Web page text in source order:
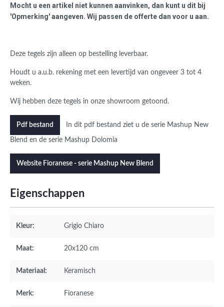
Mocht u een artikel niet kunnen aanvinken, dan kunt u dit bij
'Opmerking' aangeven. Wij passen de offerte dan voor u aan.
Deze tegels zijn alleen op bestelling leverbaar.
Houdt u a.u.b. rekening met een levertijd van ongeveer 3 tot 4
weken.
Wij hebben deze tegels in onze showroom getoond.
Pdf bestand In dit pdf bestand ziet u de serie Mashup New
Blend en de serie Mashup Dolomia
Website Fioranese - serie Mashup New Blend
Eigenschappen
Kleur: Grigio Chiaro
Maat: 20x120 cm
Materiaal: Keramisch
Merk: Fioranese